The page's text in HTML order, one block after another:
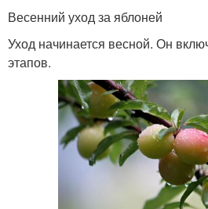
Весенний уход за яблоней
Уход начинается весной. Он
этапов.